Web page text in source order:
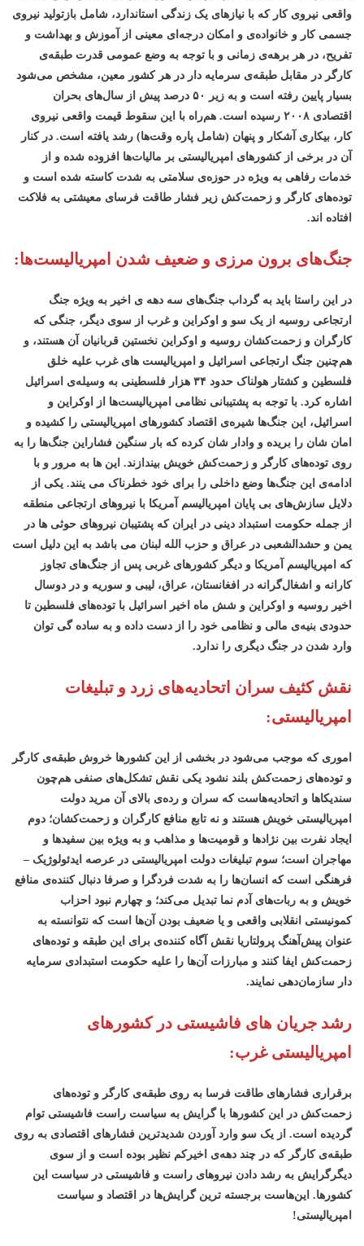
واقعی نیروی کار که با نیازهای یک زندگی استاندارد، شامل بازتولید نیروی
جسمی کار و خانواده‌ی و امکان درجه‌ای معینی از آموزش و بهداشت و
تفریح، در هر برهه‌ی زمانی و با توجه به وضع عمومی قدرت طبقه‌ی
کارگر در مقابل طبقه‌ی سرمایه دار در هر کشور معین، مشخص می‌شود
بسیار پایین رفته است و به زیر ۵۰ درصد پیش از سال‌های بحران
اقتصادی ۲۰۰۸ رسیده است. هم‌راه با این سقوط قیمت واقعی نیروی
کار، بیکاری آشکار و پنهان (شامل پاره وقت‌ها) رشد یافته است. در کنار
آن در برخی از کشورهای امپریالیستی بر مالیات‌ها افزوده شده و از
خدمات رفاهی به ویژه در حوزه‌ی سلامتی به شدت کاسته شده است و
توده‌های کارگر و زحمت‌کش زیر فشار طاقت فرسای معیشتی به فلاکت
افتاده اند.
جنگ‌های برون مرزی و ضعیف شدن امپریالیست‌ها:
در این راستا باید به گرداب جنگ‌های سه دهه ی اخیر به ویژه جنگ
ارتجاعی روسیه از یک سو و اوکراین و غرب از سوی دیگر، جنگی که
کارگران و زحمت‌کشان روسیه و اوکراین نخستین قربانیان آن هستند، و
هم‌چنین جنگ ارتجاعی اسرائیل و امپریالیست های غرب علیه خلق
فلسطین و کشتار هولناک حدود ۳۴ هزار فلسطینی به وسیله‌ی اسرائیل
اشاره کرد. با توجه به پشتیبانی نظامی امپریالیست‌ها از اوکراین و
اسرائیل، این جنگ‌ها شیره‌ی اقتصاد کشورهای امپریالیستی را کشیده و
امان شان را بریده و وادار شان کرده که بار سنگین فشاراین جنگ‌ها را به
روی توده‌های کارگر و زحمت‌کش خویش بیندازند. این ها به مرور و با
ادامه‌ی این جنگ‌ها وضع داخلی را برای خود خطرناک می ‌ینند. یکی از
دلایل سازش‌های بی پایان امپریالیسم آمریکا با نیروهای ارتجاعی منطقه
از جمله حکومت استبداد دینی در ایران که پشتیبان نیروهای حوثی ها در
یمن و حشدالشعبی در عراق و حزب الله لبنان می باشد به این دلیل است
که امپریالیسم آمریکا و دیگر کشورهای غربی پس از جنگ‌های تجاوز
کارانه و اشغال‌گرانه در افغانستان، عراق، لیبی و سوریه و در دوسال
اخیر روسیه و اوکراین و شش ماه اخیر اسرائیل با توده‌های فلسطین تا
حدودی بنیه‌ی مالی و نظامی خود را از دست داده و به ساده گی توان
وارد شدن در جنگ دیگری را ندارد.
نقش کثیف سران اتحادیههای زرد و تبلیغات
امپریالیستی:
اموری که موجب می‌شود در بخشی از این کشورها خروش طبقه‌ی کارگر
و توده‌های زحمت‌کش بلند نشود یکی نقش تشکل‌های صنفی هم‌چون
سندیکاها و اتحادیه‌هاست که سران و رده‌ی بالای آن مرید دولت
امپریالیستی خویش هستند و نه تابع منافع کارگران و زحمت‌کشان؛ دوم
ایجاد نفرت بین نژادها و قومیت‌ها و مذاهب و به ویژه بین سفیدها و
مهاجران است؛ سوم تبلیغات دولت امپریالیستی در عرصه ایدئولوژیک –
فرهنگی است که انسان‌ها را به شدت فردگرا و صرفا دنبال کننده‌ی منافع
خویش و به ربات‌های آدم نما تبدیل می‌کند؛ و چهارم نبود احزاب
کمونیستی انقلابی واقعی و یا ضعیف بودن آن‌ها است که نتوانسته به
عنوان پیش‌آهنگ پرولتاریا نقش آگاه کننده‌ی برای این طبقه و توده‌های
زحمت‌کش ایفا کنند و مبارزات آن‌ها را علیه حکومت استبدادی سرمایه
دار سازمان‌دهی نمایند.
رشد جریان های فاشیستی در کشورهای
امپریالیستی غرب:
برقراری فشارهای طاقت فرسا به روی طبقه‌ی کارگر و توده‌های
زحمت‌کش در این کشورها با گرایش به سیاست راست فاشیستی توام
گردیده است. از یک سو وارد آوردن شدیدترین فشارهای اقتصادی به روی
طبقه‌ی کارگر که در چند دهه‌ی اخیرکم نظیر بوده است و از سوی
دیگرگرایش به رشد دادن نیروهای راست و فاشیستی در سیاست این
کشورها. این‌هاست برجسته ترین گرایش‌ها در اقتصاد و سیاست
امپریالیستی!